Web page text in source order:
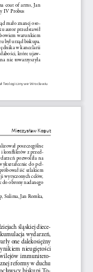
Teologiczny we Wrocławiu
coat  of  arms,  Jan
IV Probus
mało znanej oso-
autor przedstawił
bowiem warunkiem
był urząd biskupa.
w kancelarii
które ujaw-
nie  towarzyszyła
Mieczysław Kogut
poszczególne
i konfliktów z przed
pozwoliła  na
do  peł
iść szlakiem
wytyczonych celów,
do obrony nadanego
Sulima, Jan Romka,
śląskiej diece
wydarzeń,
one dalekosiężny
nieugiętości
immuniteto-
reformy w duchu
biskupi  To-